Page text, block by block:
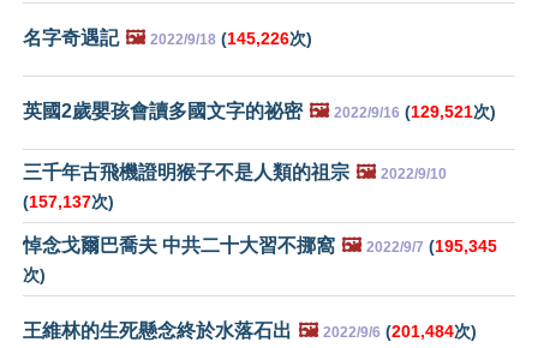
名字奇遇記 🖼️ 2022/9/18 (145,226次)
英國2歲嬰孩會讀多國文字的祕密 🖼️ 2022/9/16 (129,521次)
三千年古飛機證明猴子不是人類的祖宗 🖼️ 2022/9/10
(157,137次)
悼念戈爾巴喬夫 中共二十大習不挪窩 🖼️ 2022/9/7 (195,345
次)
王維林的生死懸念終於水落石出 🖼️ 2022/9/6 (201,484次)